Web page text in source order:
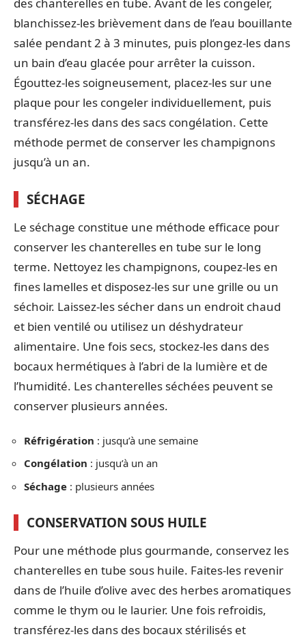
des chanterelles en tube. Avant de les congeler,
blanchissez-les brièvement dans de l’eau bouillante
salée pendant 2 à 3 minutes, puis plongez-les dans
un bain d’eau glacée pour arrêter la cuisson.
Égouttez-les soigneusement, placez-les sur une
plaque pour les congeler individuellement, puis
transférez-les dans des sacs congélation. Cette
méthode permet de conserver les champignons
jusqu’à un an.
SÉCHAGE
Le séchage constitue une méthode efficace pour
conserver les chanterelles en tube sur le long
terme. Nettoyez les champignons, coupez-les en
fines lamelles et disposez-les sur une grille ou un
séchoir. Laissez-les sécher dans un endroit chaud
et bien ventilé ou utilisez un déshydrateur
alimentaire. Une fois secs, stockez-les dans des
bocaux hermétiques à l’abri de la lumière et de
l’humidité. Les chanterelles séchées peuvent se
conserver plusieurs années.
Réfrigération : jusqu’à une semaine
Congélation : jusqu’à un an
Séchage : plusieurs années
CONSERVATION SOUS HUILE
Pour une méthode plus gourmande, conservez les
chanterelles en tube sous huile. Faites-les revenir
dans de l’huile d’olive avec des herbes aromatiques
comme le thym ou le laurier. Une fois refroidis,
transférez-les dans des bocaux stérilisés et